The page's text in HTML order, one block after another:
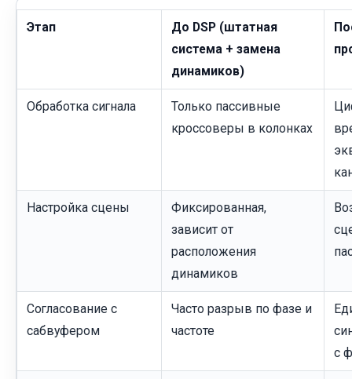
Этап
До DSP (штатная
система + замена
динамиков)
Обработка сигнала
Только пассивные
кроссоверы в колонках
Настройка сцены
Фиксированная,
зависит от
расположения
динамиков
Согласование с
сабвуфером
Часто разрыв по фазе и
частоте
с